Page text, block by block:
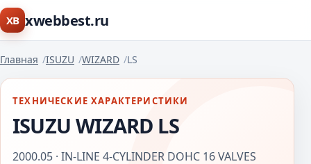
XB xwebbest.ru
Главная ISUZU WIZARD LS
ТЕХНИЧЕСКИЕ ХАРАКТЕРИСТИКИ
ISUZU WIZARD LS
2000.05 · IN-LINE 4-CYLINDER DOHC 16 VALVES